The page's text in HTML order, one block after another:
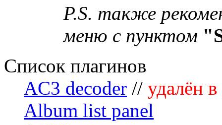
P.S. также
меню с пунктом
Список плагинов
AC3 decoder // удалён
Album list panel